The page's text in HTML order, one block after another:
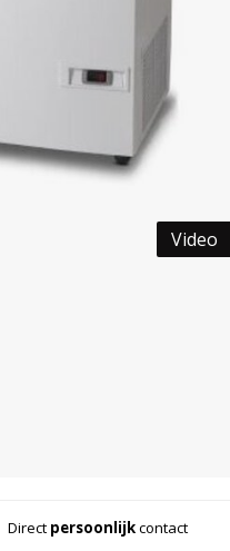
Video
Direct persoonlijkcontact